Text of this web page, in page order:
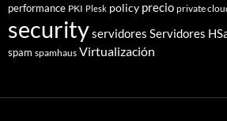
performance PKI Plesk policy precio private
securityservidores Servidores
spam spamhaus Virtualización